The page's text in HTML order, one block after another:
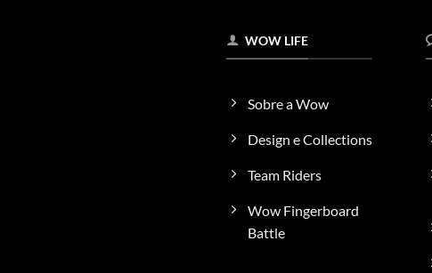
WOW LIFE
Sobre a Wow
Design e Collections
Team Riders
Wow Fingerboard
Battle